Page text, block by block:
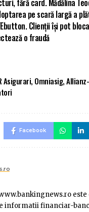
fără card. Mădălina
pe scară largă a
Clienții își pot
o fraudă
Asigurari, Omniasig,
Facebook
este
informatii financiar-